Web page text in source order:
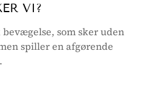
VI?
som sker uden
spiller en afgørende